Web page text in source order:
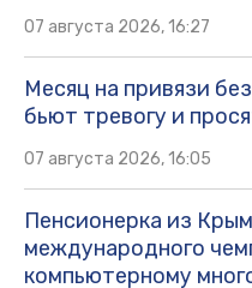
07 августа 2026, 16:27
Месяц на привязи
бьют тревогу и
07 августа 2026, 16:05
Пенсионерка из
международного
компьютерному